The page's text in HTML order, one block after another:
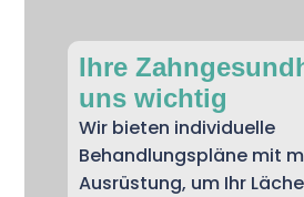
Ihre
uns wichtig
Wir bieten individuelle
Behandlungspläne mit
Ausrüstung, um Ihr